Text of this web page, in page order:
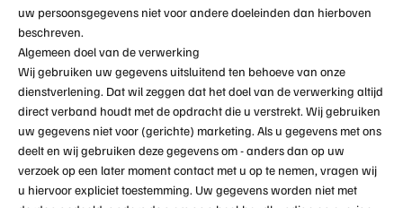
uw persoonsgegevens niet voor andere doeleinden dan hierboven
beschreven.
Algemeen doel van de verwerking
Wij gebruiken uw gegevens uitsluitend ten behoeve van onze
dienstverlening. Dat wil zeggen dat het doel van de verwerking altijd
direct verband houdt met de opdracht die u verstrekt. Wij gebruiken
uw gegevens niet voor (gerichte) marketing. Als u gegevens met ons
deelt en wij gebruiken deze gegevens om - anders dan op uw
verzoek op een later moment contact met u op te nemen, vragen wij
u hiervoor expliciet toestemming. Uw gegevens worden niet met